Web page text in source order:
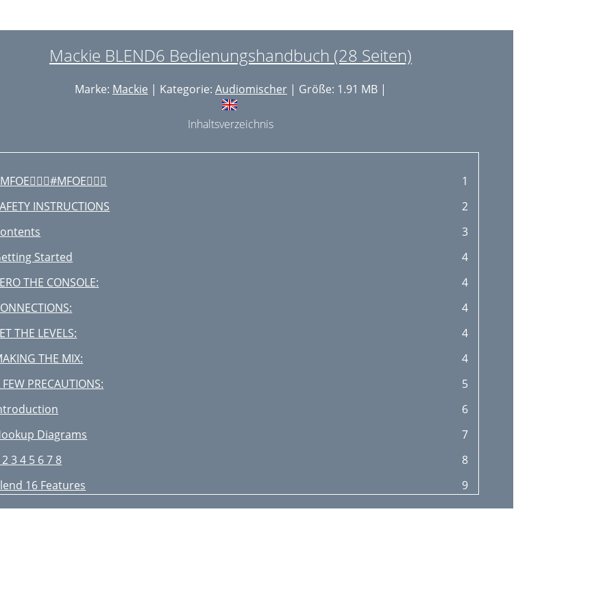
Mackie BLEND6 Bedienungshandbuch (28 Seiten)
Marke: Mackie | Kategorie: Audiomischer | Größe: 1.91 MB |
Inhaltsverzeichnis
1
INSTRUCTIONS
2
3
Started
4
THE CONSOLE:
4
4
THE LEVELS:
4
THE MIX:
4
FEW PRECAUTIONS:
5
6
Diagrams
7
2 3 4 5 6 7 8
8
16 Features
9
CHANNELS
11